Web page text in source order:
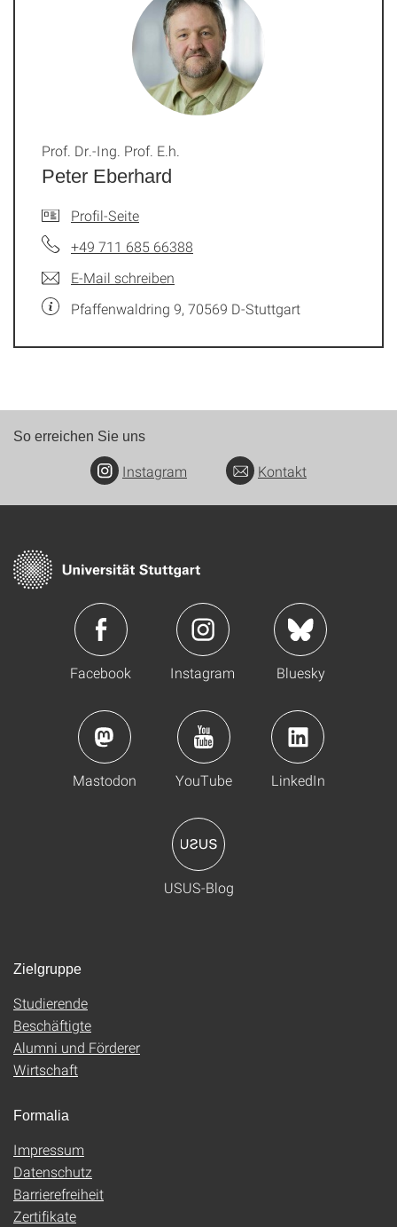
Peter Eberhard
Prof. Dr.-Ing. Prof. E.h.
Profil-Seite
+49 711 685 66388
E-Mail schreiben
Pfaffenwaldring 9, 70569 D-Stuttgart
So erreichen Sie uns
Instagram Kontakt
Facebook Instagram Bluesky
Mastodon YouTube LinkedIn
USUS-Blog
Zielgruppe
Studierende
Beschäftigte
Alumni und Förderer
Wirtschaft
Formalia
Impressum
Datenschutz
Barrierefreiheit
Zertifikate